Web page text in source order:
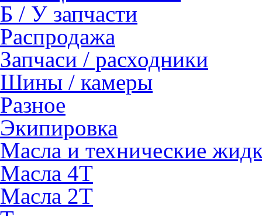
Б / У запчасти
Распродажа
Запчаси / расходники
Шины / камеры
Разное
Экипировка
Масла и технические
Масла 4Т
Масла 2Т